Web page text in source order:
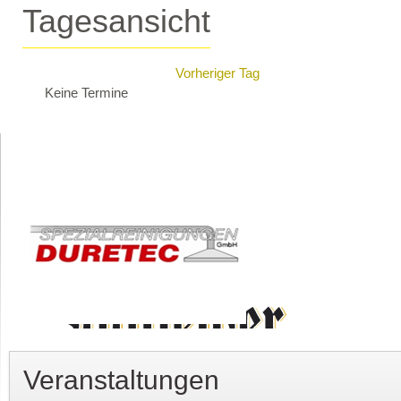
Tagesansicht
Vorheriger Tag
Keine Termine
Veranstaltungen